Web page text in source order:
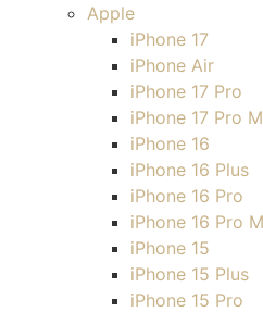
Apple
iPhone 17
iPhone Air
iPhone 17 Pro
iPhone 17 Pro
iPhone 16
iPhone 16 Plus
iPhone 16 Pro
iPhone 16 Pro
iPhone 15
iPhone 15 Plus
iPhone 15 Pro